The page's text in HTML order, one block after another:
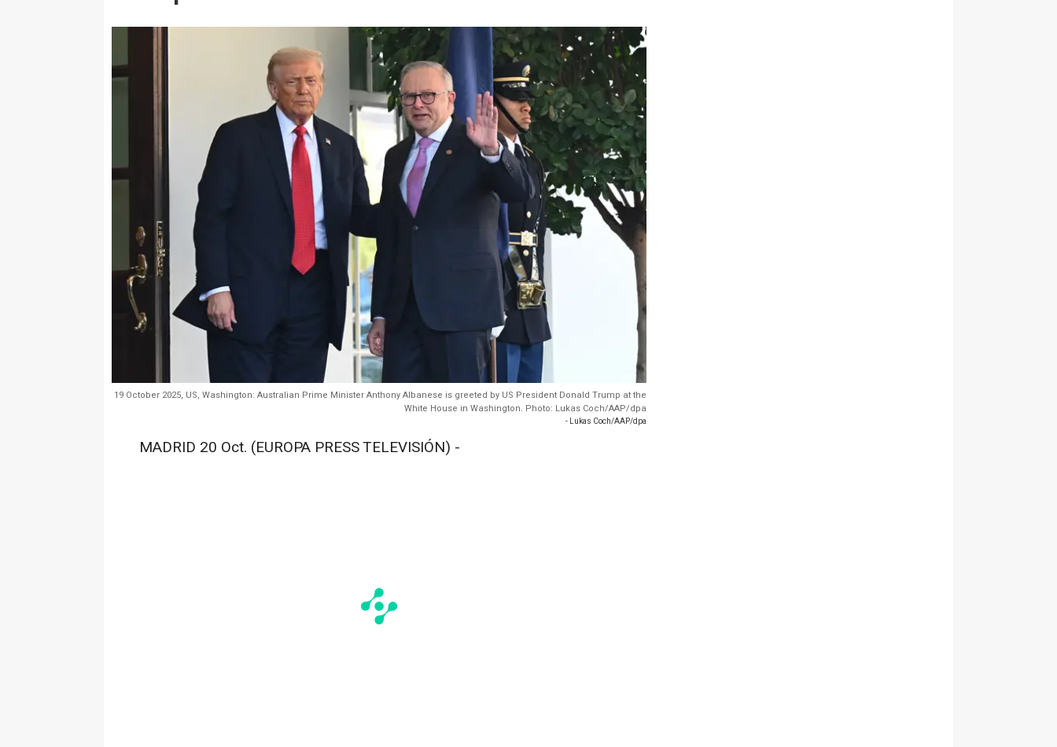
19 October 2025, US, Washington: Australian Prime Minister Anthony Albanese is greeted by US President Donald Trump at the
White House in Washington. Photo: Lukas Coch/AAP/dpa
- Lukas Coch/AAP/dpa
MADRID 20 Oct. (EUROPA PRESS TELEVISIÓN) -